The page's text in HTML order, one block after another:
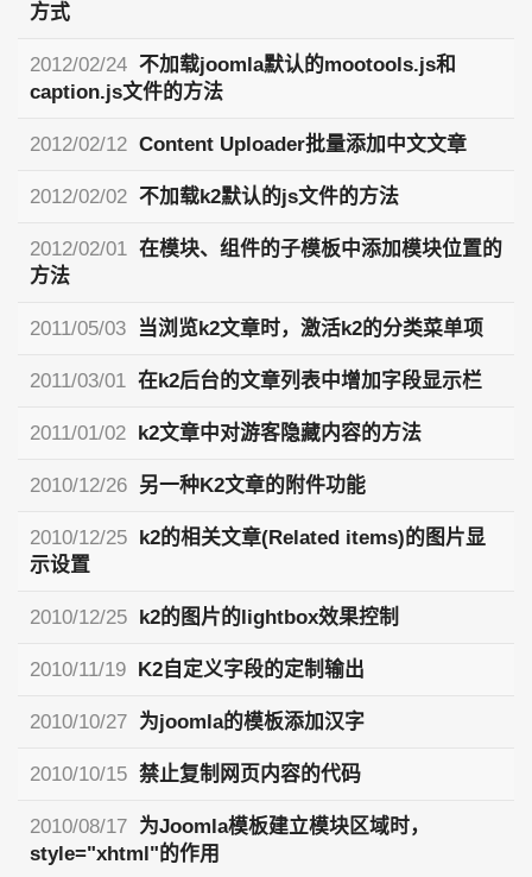
方式
2012/02/24 不加载joomla默认的mootools.js和
caption.js文件的方法
2012/02/12 Content Uploader批量添加中文文章
2012/02/02 不加载k2默认的js文件的方法
2012/02/01 在模块、组件的子模板中添加模块位置的
方法
2011/05/03 当浏览k2文章时，激活k2的分类菜单项
2011/03/01 在k2后台的文章列表中增加字段显示栏
2011/01/02 k2文章中对游客隐藏内容的方法
2010/12/26 另一种K2文章的附件功能
2010/12/25 k2的相关文章(Related items)的图片显
示设置
2010/12/25 k2的图片的lightbox效果控制
2010/11/19 K2自定义字段的定制输出
2010/10/27 为joomla的模板添加汉字
2010/10/15 禁止复制网页内容的代码
2010/08/17 为Joomla模板建立模块区域时，
style="xhtml"的作用